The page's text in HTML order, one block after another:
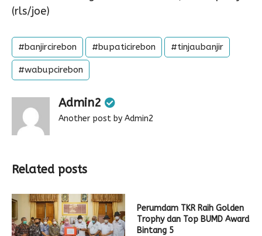
(rls/joe)
#banjircirebon #bupaticirebon #tinjaubanjir
#wabupcirebon
Admin2
Another post by Admin2
Related posts
Perumdam TKR Raih Golden
Trophy dan Top BUMD Award
Bintang 5